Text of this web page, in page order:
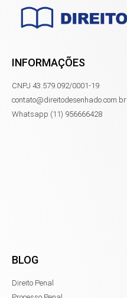
INFORMAÇÕES
CNPJ 43.579.092/0001-19
contato@direitodesenhado.com.br
Whatsapp (11) 956666428
BLOG
Direito Penal